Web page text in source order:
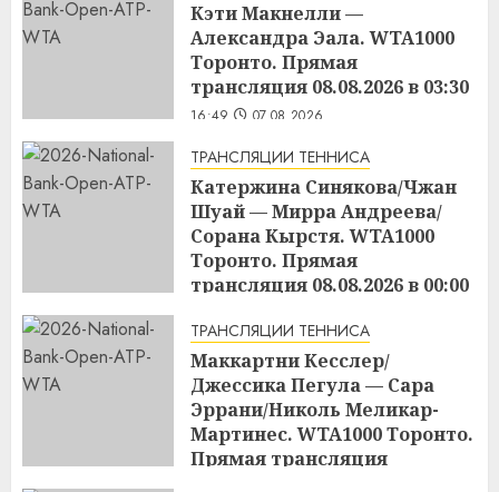
Кэти Макнелли —
Александра Эала. WTA1000
Торонто. Прямая
трансляция 08.08.2026 в 03:30
16:49 07.08.2026
ТРАНСЛЯЦИИ ТЕННИСА
Катержина Синякова/Чжан
Шуай — Мирра Андреева/
Сорана Кырстя. WTA1000
Торонто. Прямая
трансляция 08.08.2026 в 00:00
ТРАНСЛЯЦИИ ТЕННИСА
Маккартни Кесслер/
Джессика Пегула — Сара
Эррани/Николь Меликар-
Мартинес. WTA1000 Торонто.
Прямая трансляция